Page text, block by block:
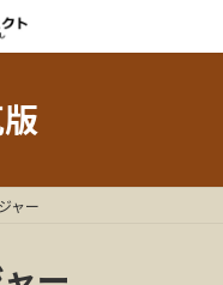
ャー